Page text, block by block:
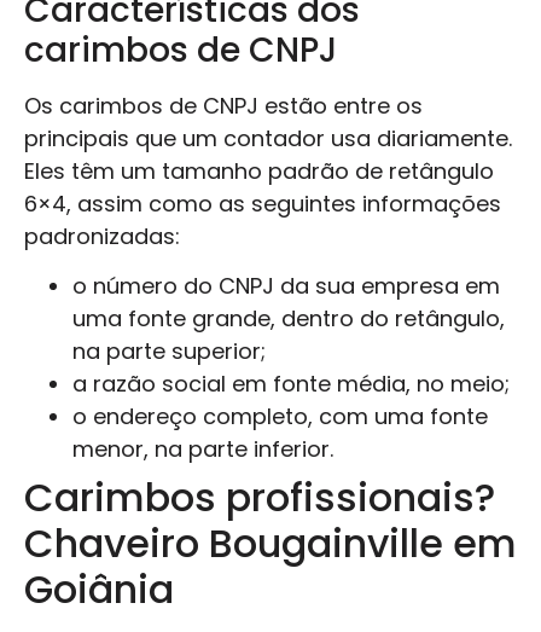
Características dos
carimbos de CNPJ
Os carimbos de CNPJ estão entre os
principais que um contador usa diariamente.
Eles têm um tamanho padrão de retângulo
6×4, assim como as seguintes informações
padronizadas:
o número do CNPJ da sua empresa em
uma fonte grande, dentro do retângulo,
na parte superior;
a razão social em fonte média, no meio;
o endereço completo, com uma fonte
menor, na parte inferior.
Carimbos profissionais?
Chaveiro Bougainville em
Goiânia